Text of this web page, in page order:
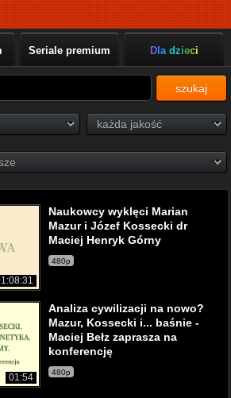
Seriale premium Dla dzieci
szukaj
Naukowcy wyklęci Marian
Mazur i Józef Kossecki dr
Maciej Henryk Górny
480p
01:54
Analiza cywilizacji na nowo?
Mazur, Kossecki i... baśnie -
Maciej Bełz zaprasza na
konferencję
480p